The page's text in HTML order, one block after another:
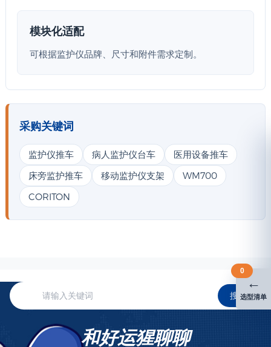
模块化适配
可根据监护仪品牌、尺寸和附件需求定制。
采购关键词
监护仪推车 病人监护仪台车
医用设备推车
床旁监护推车
移动监护仪支架
WM700
CORITON
搜索
和好运猩聊聊
←
选型清单
0